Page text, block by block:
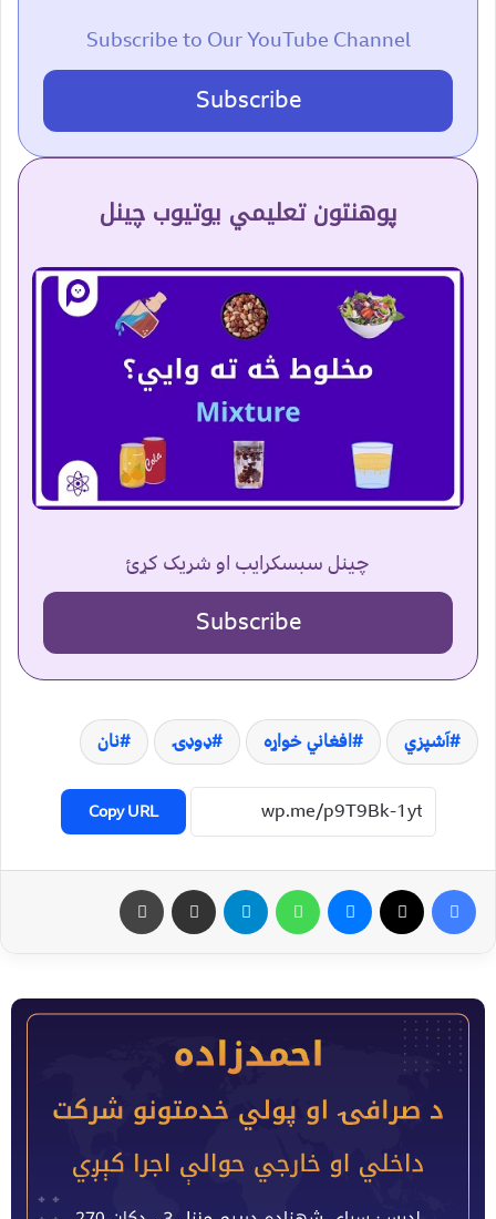
Subscribe to Our YouTube Channel
Subscribe
پوهنتون تعلیمي یوتیوب چینل
چینل سبسکرایب او شریک کړئ
Subscribe
آشپزي افغاني خواړه ډوډۍ نان
Copy URL